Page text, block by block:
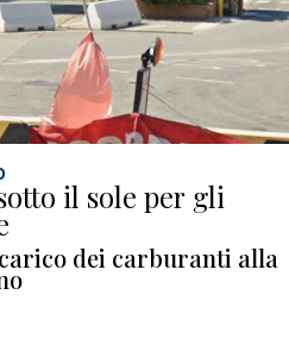
il sole per gli
dei carburanti alla